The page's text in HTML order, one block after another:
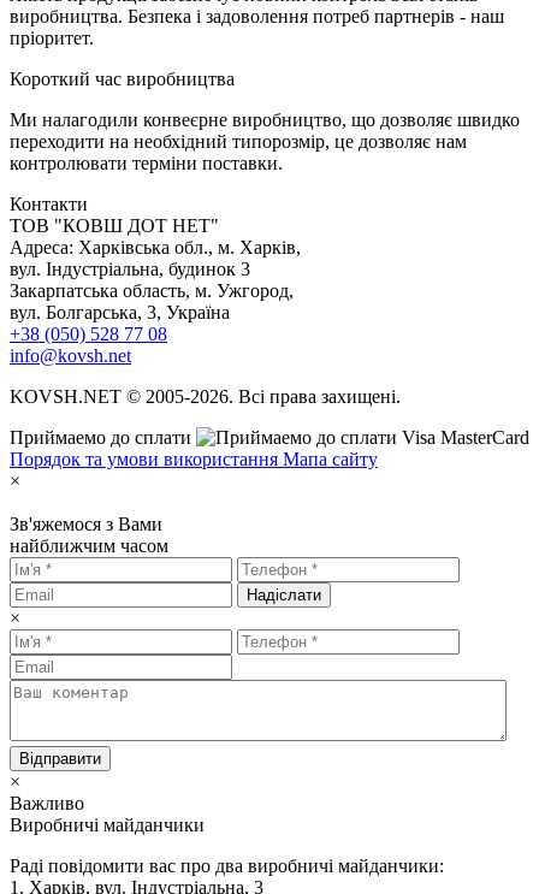
виробництва. Безпека і задоволення потреб партнерів - наш
пріоритет.
Короткий час виробництва
Ми налагодили конвеєрне виробництво, що дозволяє швидко
переходити на необхідний типорозмір, це дозволяє нам
контролювати терміни поставки.
Контакти
TOB "КОВШ ДОТ НЕТ"
Адреса: Харківська обл., м. Харків,
вул. Індустріальна, будинок 3
Закарпатська область, м. Ужгород,
вул. Болгарська, 3, Україна
+38 (050) 528 77 08
info@kovsh.net
KOVSH.NET © 2005-2026. Всі права захищені.
Приймаемо до сплати
Порядок та умови використання Мапа сайту
×
Зв'яжемося з Вами
найближчим часом
Надіслати
×
Відправити
×
Важливо
Виробничі майданчики
Раді повідомити вас про два виробничі майданчики:
1. Харків, вул. Індустріальна, 3